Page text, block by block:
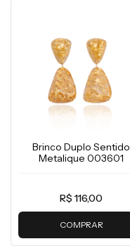
Brinco Duplo Sentido
Metalique 003601
R$ 116,00
COMPRAR